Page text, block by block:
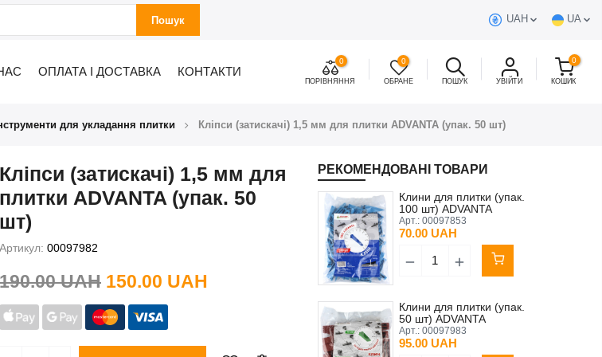
Пошук UAH UA
ОПЛАТА І ДОСТАВКА КОНТАКТИ
0
ПОРІВНЯННЯ
0
ОБРАНЕ ПОШУК УВІЙТИ
0
КОШИК
для укладання плитки Кліпси (затискачі) 1,5 мм для плитки ADVANTA (упак. 50 шт)
Кліпси (затискачі) 1,5 мм для
плитки ADVANTA (упак. 50
шт)
Артикул: 00097982
190.00 UAH 150.00 UAH
РЕКОМЕНДОВАНІ ТОВАРИ
Клини для плитки (упак.
100 шт) ADVANTA
Арт.: 00097853
70.00 UAH
Клини для плитки (упак.
50 шт) ADVANTA
Арт.: 00097983
95.00 UAH